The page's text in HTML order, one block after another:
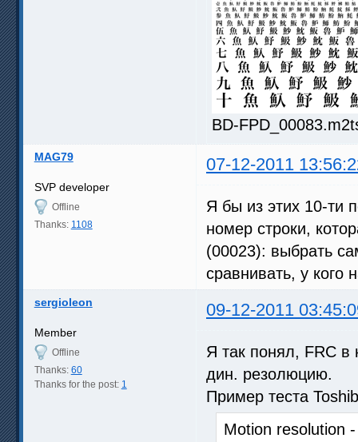
BD-
MAG79 07-12-2011
SVP developer
Offline
Thanks: 1108
Я бы из этих 10-ти
номер строки,
(00023): выбрать
сравнивать, у кого
sergioleon 09-12-2011
Member
Offline
Thanks: 60
Thanks for the post: 1
Я так понял, FRC в
дин. резолюцию.
Пример теста
Motion resolution